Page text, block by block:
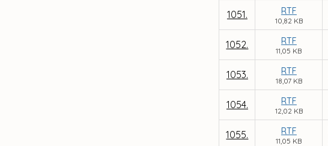
1051. RTF
10,82 KB
1052. RTF
11,05 KB
1053. RTF
18,07 KB
1054. RTF
12,02 KB
1055. RTF
11,05 KB